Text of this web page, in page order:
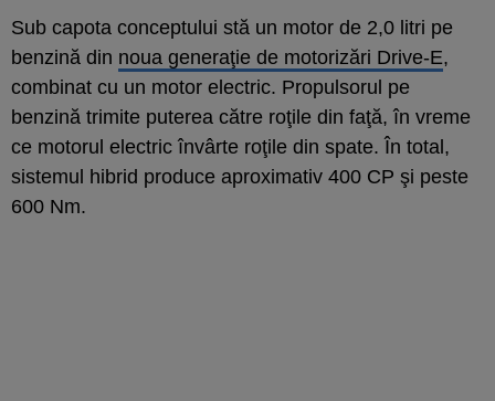
Sub capota conceptului stă un motor de 2,0 litri pe
benzină din noua generaţie de motorizări Drive-E,
combinat cu un motor electric. Propulsorul pe
benzină trimite puterea către roţile din faţă, în vreme
ce motorul electric învârte roţile din spate. În total,
sistemul hibrid produce aproximativ 400 CP şi peste
600 Nm.